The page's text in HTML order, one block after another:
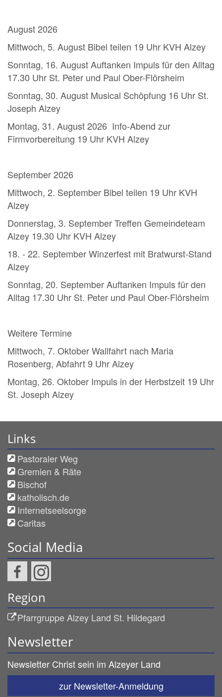
August 2026
Mittwoch, 5. August Bibel teilen 19 Uhr KVH Alzey
Sonntag, 16. August Auftanken Impuls für den Alltag
17.30 Uhr St. Peter und Paul Ober-Flörsheim
Sonntag, 30. August Musical Schöpfung 16 Uhr St.
Joseph Alzey
Montag, 31. August 2026 Info-Abend zur
Firmvorbereitung 19 Uhr KVH Alzey
September 2026
Mittwoch, 2. September Bibel teilen 19 Uhr KVH
Alzey
Donnerstag, 3. September Treffen Gemeindeteam
Alzey 19.30 Uhr KVH Alzey
18. - 22. September Winzerfest mit Bratwurst-Stand
Alzey
Sonntag, 20. September Auftanken Impuls für den
Alltag 17.30 Uhr St. Peter und Paul Ober-Flörsheim
Weitere Termine
Mittwoch, 7. Oktober Wallfahrt nach Maria
Rosenberg, Abfahrt 9 Uhr Alzey
Montag, 26. Oktober Impuls in der Herbstzeit 19 Uhr
St. Joseph Alzey
Links
Pastoraler Weg
Gremien & Räte
Bischof
katholisch.de
Internetseelsorge
Caritas
Social Media
Region
Pfarrgruppe Alzey Land St. Hildegard
Newsletter
Newsletter Christ sein im Alzeyer Land
zur Newsletter-Anmeldung